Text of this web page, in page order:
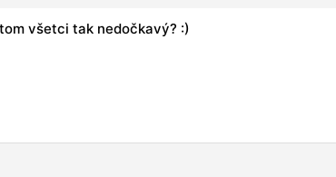
všetci tak nedočkavý? :)